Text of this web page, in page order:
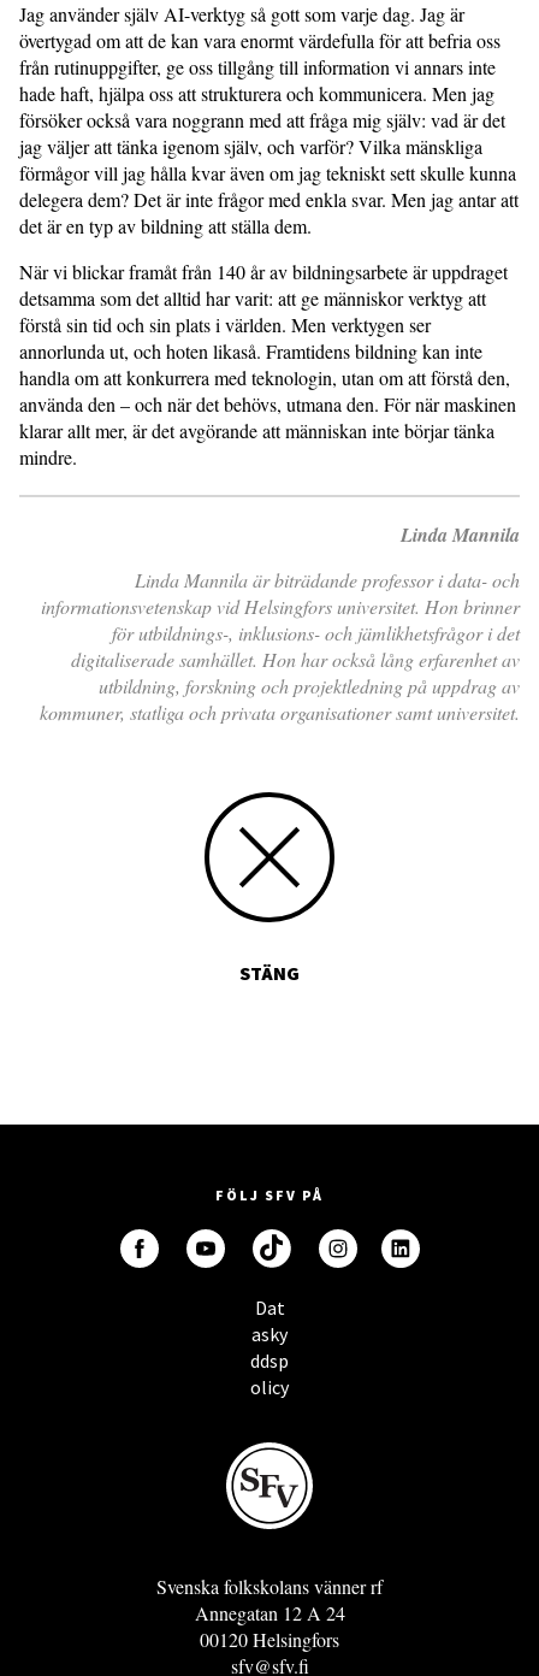
Jag använder själv AI-verktyg så gott som varje dag. Jag är
övertygad om att de kan vara enormt värdefulla för att befria oss
från rutinuppgifter, ge oss tillgång till information vi annars inte
hade haft, hjälpa oss att strukturera och kommunicera. Men jag
försöker också vara noggrann med att fråga mig själv: vad är det
jag väljer att tänka igenom själv, och varför? Vilka mänskliga
förmågor vill jag hålla kvar även om jag tekniskt sett skulle kunna
delegera dem? Det är inte frågor med enkla svar. Men jag antar att
det är en typ av bildning att ställa dem.
När vi blickar framåt från 140 år av bildningsarbete är uppdraget
detsamma som det alltid har varit: att ge människor verktyg att
förstå sin tid och sin plats i världen. Men verktygen ser
annorlunda ut, och hoten likaså. Framtidens bildning kan inte
handla om att konkurrera med teknologin, utan om att förstå den,
använda den – och när det behövs, utmana den. För när maskinen
klarar allt mer, är det avgörande att människan inte börjar tänka
mindre.
Linda Mannila
Linda Mannila är biträdande professor i data- och
informationsvetenskap vid Helsingfors universitet. Hon brinner
för utbildnings-, inklusions- och jämlikhetsfrågor i det
digitaliserade samhället. Hon har också lång erfarenhet av
utbildning, forskning och projektledning på uppdrag av
kommuner, statliga och privata organisationer samt universitet.
STÄNG
FÖLJ SFV PÅ
Dat
asky
ddsp
olicy
Svenska folkskolans vänner rf
Annegatan 12 A 24
00120 Helsingfors
sfv@sfv.fi